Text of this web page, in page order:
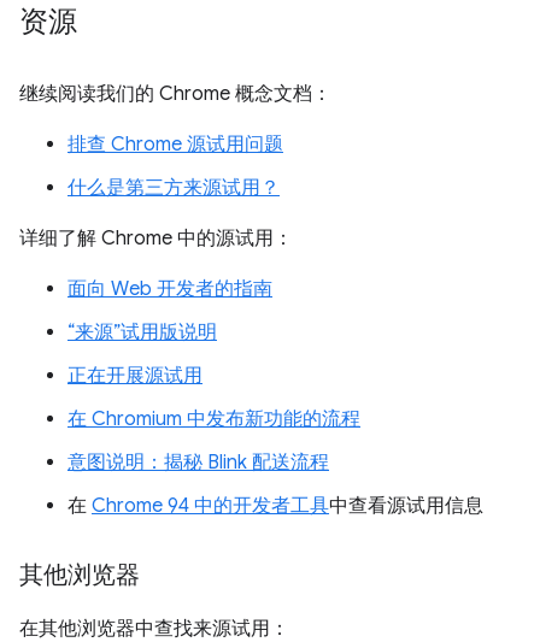
资源
继续阅读我们的 Chrome 概念文档：
排查 Chrome 源试用问题
什么是第三方来源试用？
详细了解 Chrome 中的源试用：
面向 Web 开发者的指南
“来源”试用版说明
正在开展源试用
在 Chromium 中发布新功能的流程
意图说明：揭秘 Blink 配送流程
在 Chrome 94 中的开发者工具中查看源试用信息
其他浏览器
在其他浏览器中查找来源试用：